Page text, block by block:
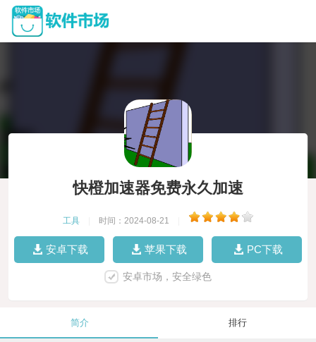
快橙加速器免费永久加速
工具 时间：2024-08-21
安卓下载 苹果下载 PC下载
安卓市场，安全绿色
简介 排行